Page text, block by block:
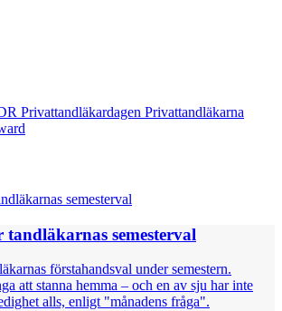
Privattandläkardagen Privattandläkarna
semesterval
förstahandsval under semestern.
att stanna hemma – och en av sju har inte
alls, enligt "månadens fråga".